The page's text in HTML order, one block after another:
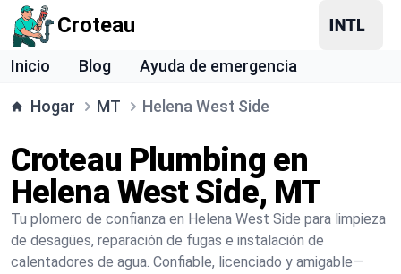
Croteau
Inicio Blog Ayuda de emergencia
Hogar MT Helena West Side
Croteau Plumbing en
Helena West Side, MT
Tu plomero de confianza en Helena West Side para limpieza
de desagües, reparación de fugas e instalación de
calentadores de agua. Confiable, licenciado y amigable—